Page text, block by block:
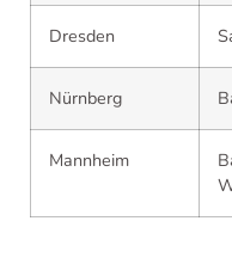
Dresden
Nürnberg
Mannheim